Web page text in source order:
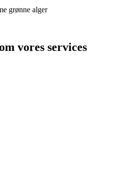
grønne alger
vores services